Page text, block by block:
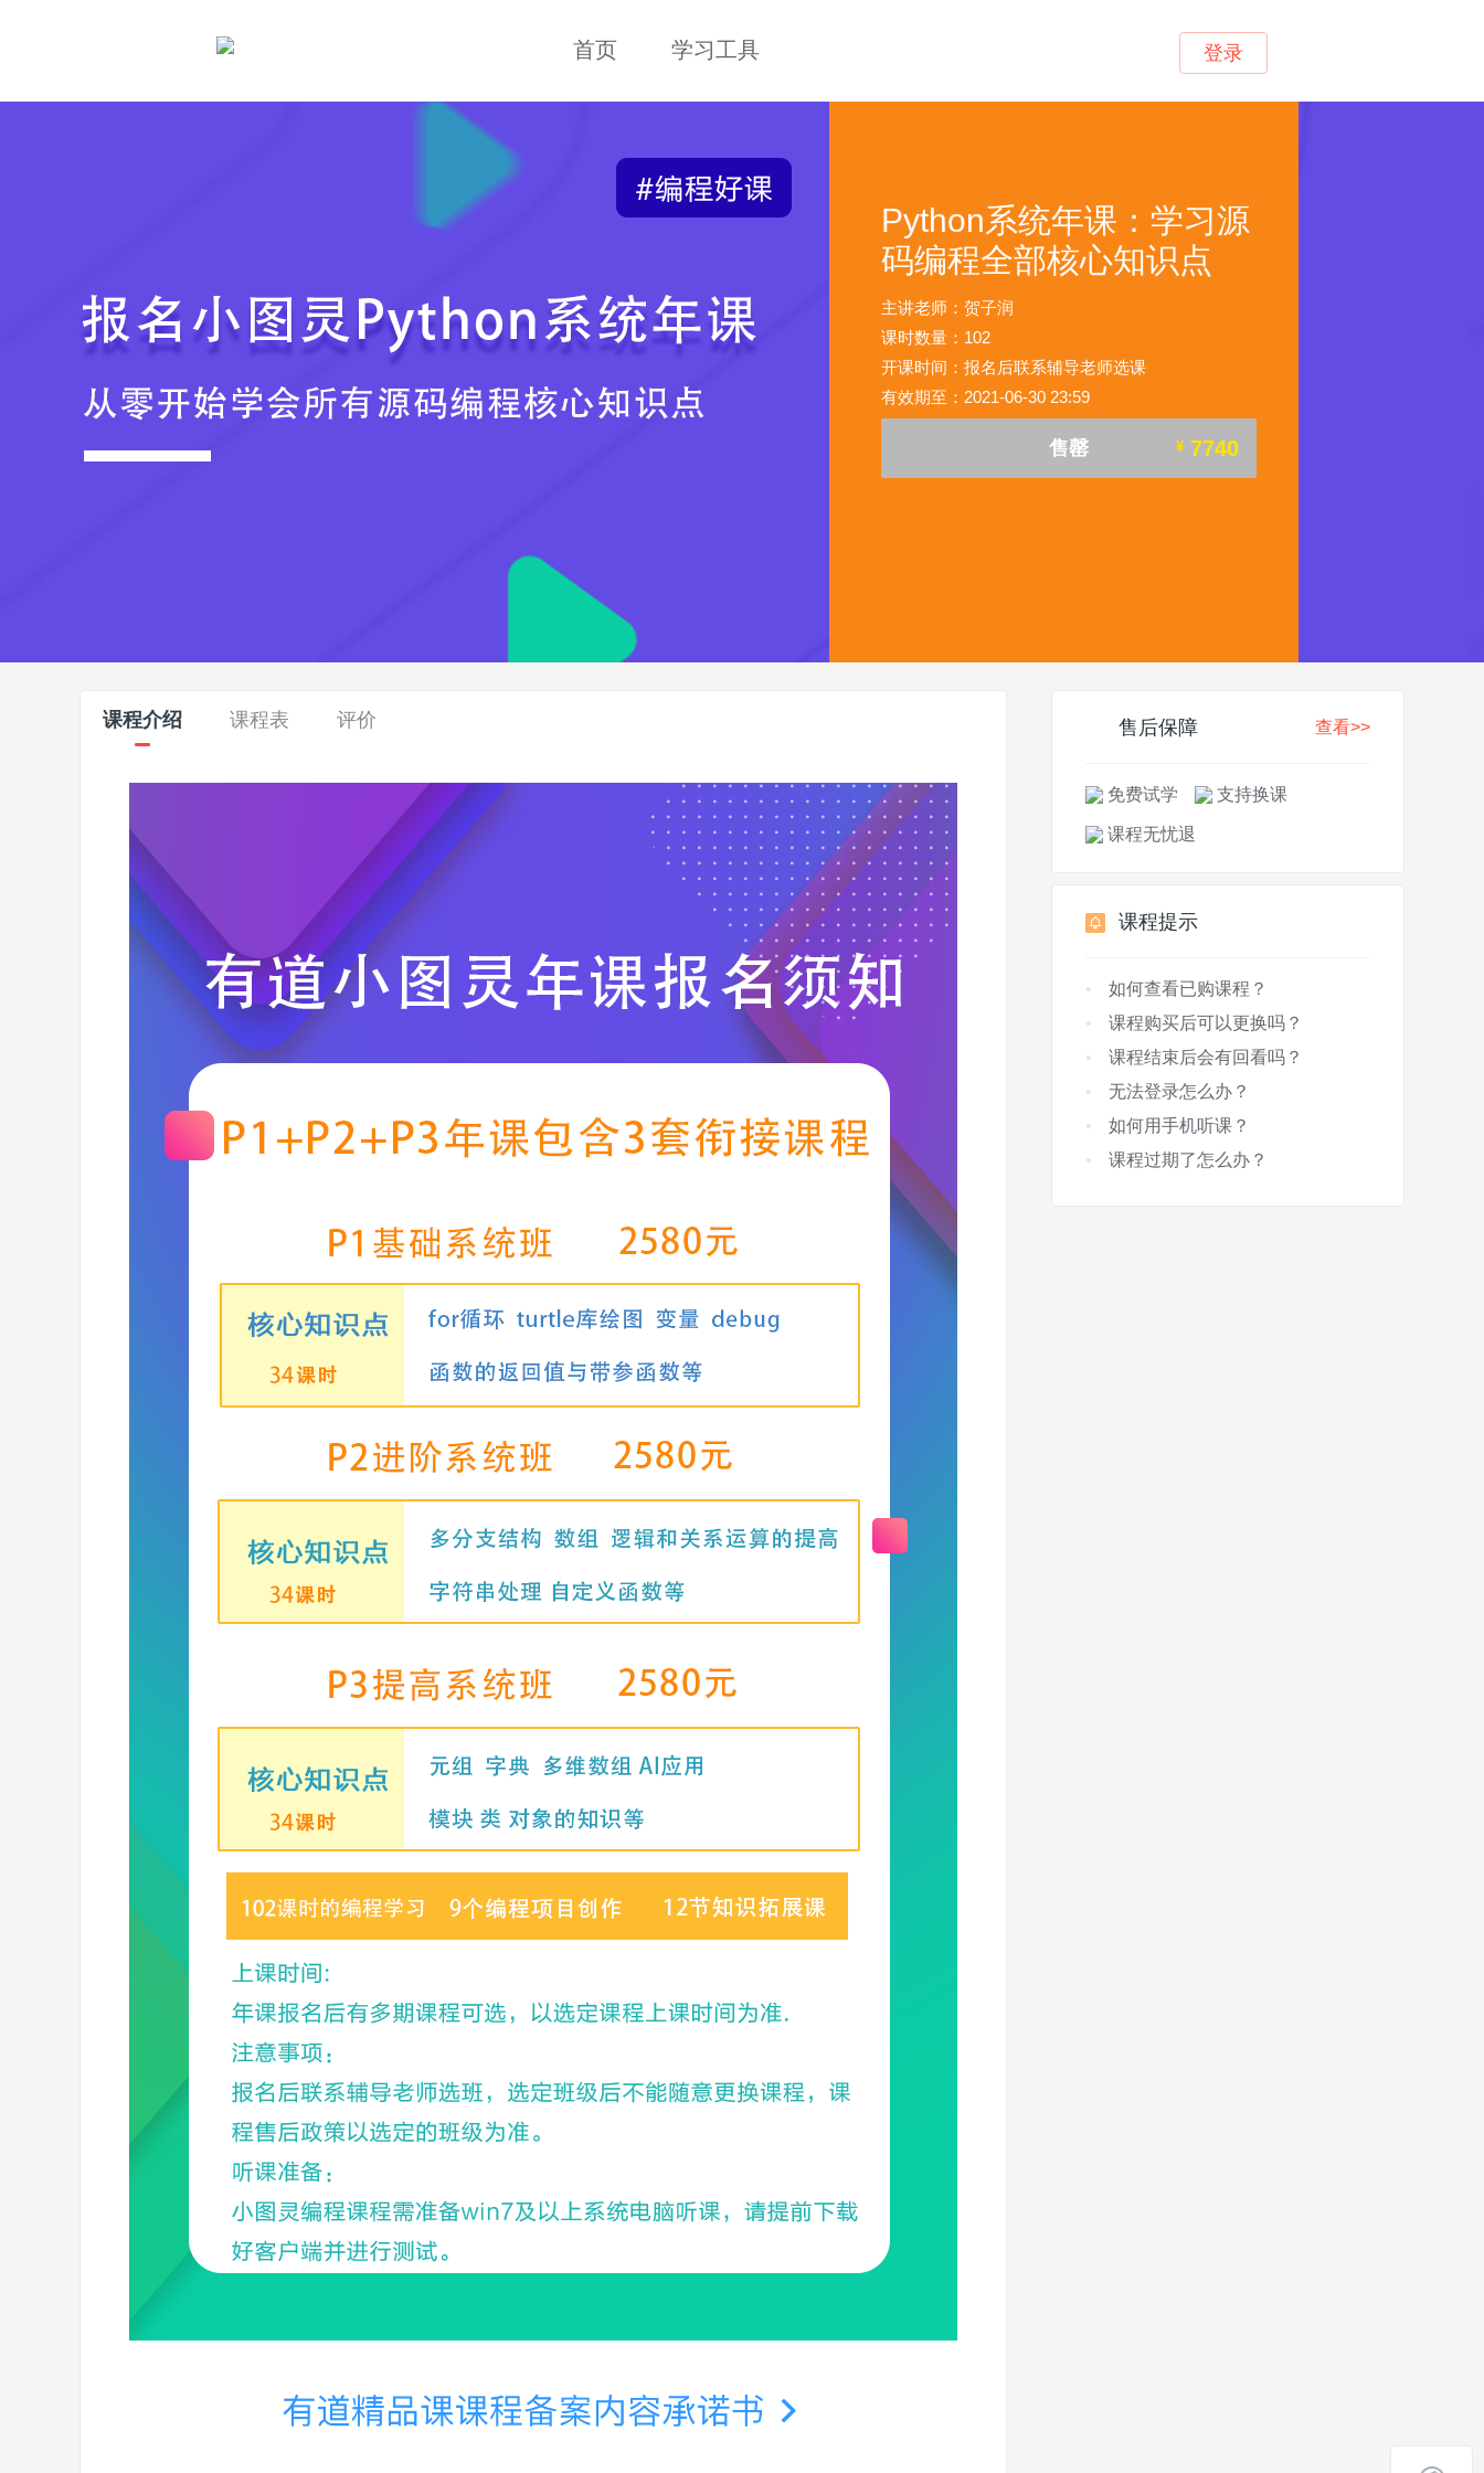
首页 学习工具 登录
Python系统年课：学习源
码编程全部核心知识点
主讲老师：贺子润
课时数量：102
开课时间：报名后联系辅导老师选课
有效期至：2021-06-30 23:59
售罄 ¥ 7740
课程介绍 课程表 评价 售后保障 查看>>
免费试学 支持换课
课程无忧退
课程提示
如何查看已购课程？
课程购买后可以更换吗？
课程结束后会有回看吗？
无法登录怎么办？
如何用手机听课？
课程过期了怎么办？